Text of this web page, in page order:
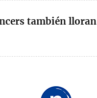
también lloran